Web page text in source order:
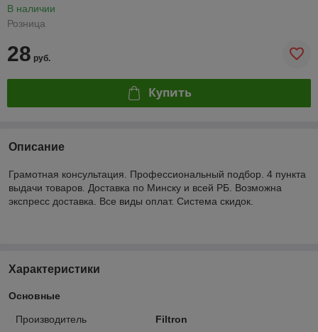
В наличии
Розница
28 руб.
Купить
Описание
Грамотная консультация. Профессиональный подбор. 4 пункта
выдачи товаров. Доставка по Минску и всей РБ. Возможна
экспресс доставка. Все виды оплат. Система скидок.
Характеристики
Основные
Производитель Filtron